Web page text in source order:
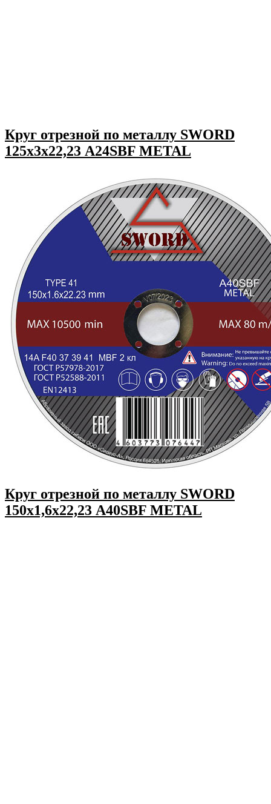
Круг отрезной по металлу SWORD
125х3х22,23 A24SBF METAL
Круг отрезной по металлу SWORD
150х1,6х22,23 A40SBF METAL